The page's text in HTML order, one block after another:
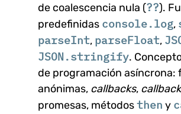
de coalescencia nula (??).
predefinidas console.log,
parseInt, parseFloat,
JSON.stringify.
de programación asíncrona:
anónimas, callbacks,
promesas, métodosthen y